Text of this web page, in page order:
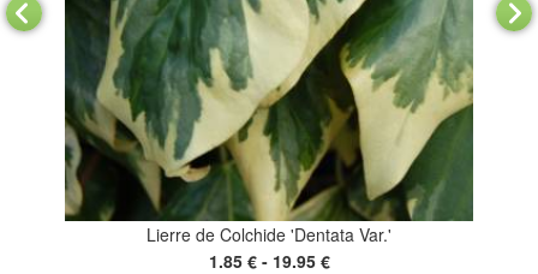
Lierre de Colchide 'Dentata Var.'
1.85 € - 19.95 €